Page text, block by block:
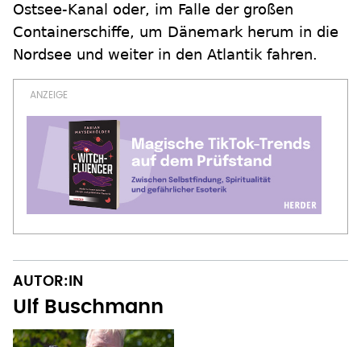
Ostsee-Kanal oder, im Falle der großen
Containerschiffe, um Dänemark herum in die
Nordsee und weiter in den Atlantik fahren.
AUTOR:IN
Ulf Buschmann